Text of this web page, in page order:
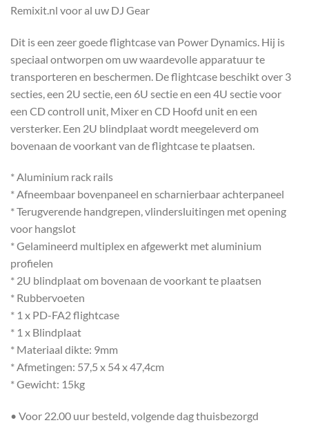
Remixit.nl voor al uw DJ Gear
Dit is een zeer goede flightcase van Power Dynamics. Hij is
speciaal ontworpen om uw waardevolle apparatuur te
transporteren en beschermen. De flightcase beschikt over 3
secties, een 2U sectie, een 6U sectie en een 4U sectie voor
een CD controll unit, Mixer en CD Hoofd unit en een
versterker. Een 2U blindplaat wordt meegeleverd om
bovenaan de voorkant van de flightcase te plaatsen.
* Aluminium rack rails
* Afneembaar bovenpaneel en scharnierbaar achterpaneel
* Terugverende handgrepen, vlindersluitingen met opening
voor hangslot
* Gelamineerd multiplex en afgewerkt met aluminium
profielen
* 2U blindplaat om bovenaan de voorkant te plaatsen
* Rubbervoeten
* 1 x PD-FA2 flightcase
* 1 x Blindplaat
* Materiaal dikte: 9mm
* Afmetingen: 57,5 x 54 x 47,4cm
* Gewicht: 15kg
• Voor 22.00 uur besteld, volgende dag thuisbezorgd